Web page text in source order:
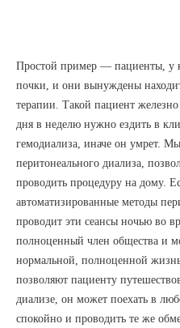
Простой пример — пациенты, у
почки, и они вынуждены
терапии. Такой пациент
дня в неделю нужно ездить в
гемодиализа, иначе он умрет.
перитонеального диализа,
проводить процедуру на дому.
автоматизированные методы
проводит эти сеансы ночью во
полноценный член общества и
нормальной, полноценной
позволяют пациенту
диализе, он может поехать в
спокойно и проводить те же